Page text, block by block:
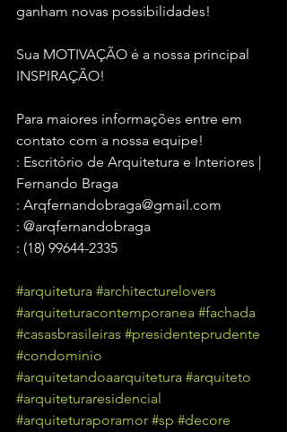
ganham novas possibilidades!
Sua MOTIVAÇÃO é a nossa principal
INSPIRAÇÃO!
Para maiores informações entre em
contato com a nossa equipe!
: Escritório de Arquitetura e Interiores |
Fernando Braga
: Arqfernandobraga@gmail.com
: @arqfernandobraga
: (18) 99644-2335
#arquitetura #architecturelovers
#arquiteturacontemporanea #fachada
#casasbrasileiras #presidenteprudente
#condominio
#arquitetandoaarquitetura #arquiteto
#arquiteturaresidencial
#arquiteturaporamor #sp #decore